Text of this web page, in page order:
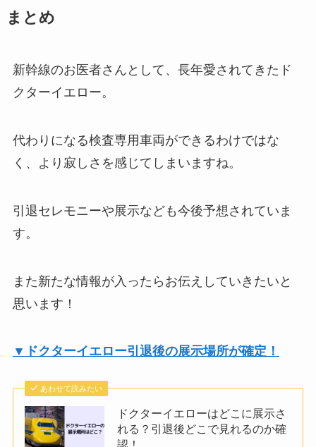
まとめ
新幹線のお医者さんとして、長年愛されてきたド
クターイエロー。
代わりになる検査専用車両ができるわけではな
く、より寂しさを感じてしまいますね。
引退セレモニーや展示なども今後予想されていま
す。
また新たな情報が入ったらお伝えしていきたいと
思います！
▼ドクターイエロー引退後の展示場所が確定！
あわせて読みたい
ドクターイエローはどこに展示さ
れる？引退後どこで見れるのか確
認！